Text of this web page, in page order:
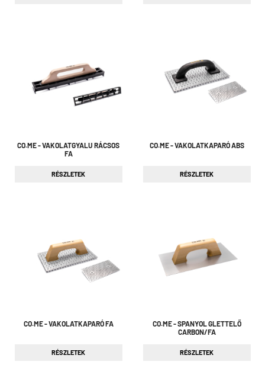
CO.ME - VAKOLATGYALU RÁCSOS
FA
RÉSZLETEK
CO.ME - VAKOLATKAPARÓ ABS
RÉSZLETEK
CO.ME - VAKOLATKAPARÓ FA
RÉSZLETEK
CO.ME - SPANYOL GLETTELŐ
CARBON/FA
RÉSZLETEK